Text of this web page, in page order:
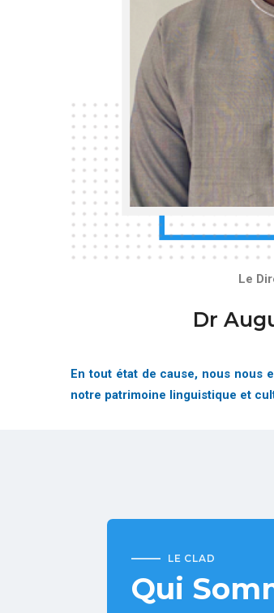
Le
Dr
En tout état de cause, nous nous
notre patrimoine linguistique et
LE CLAD
Qui